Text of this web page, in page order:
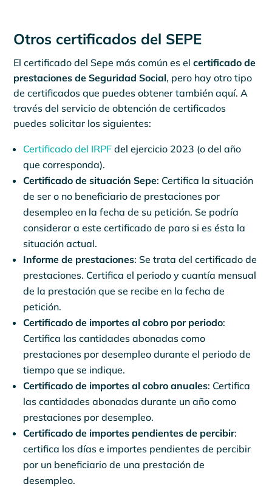
Otros certificados del SEPE
El certificado del Sepe más común es el certificado de
prestaciones de Seguridad Social, pero hay otro tipo
de certificados que puedes obtener también aquí. A
través del servicio de obtención de certificados
puedes solicitar los siguientes:
Certificado del IRPF del ejercicio 2023 (o del año
que corresponda).
Certificado de situación Sepe: Certifica la situación
de ser o no beneficiario de prestaciones por
desempleo en la fecha de su petición. Se podría
considerar a este certificado de paro si es ésta la
situación actual.
Informe de prestaciones: Se trata del certificado de
prestaciones. Certifica el periodo y cuantía mensual
de la prestación que se recibe en la fecha de
petición.
Certificado de importes al cobro por periodo:
Certifica las cantidades abonadas como
prestaciones por desempleo durante el periodo de
tiempo que se indique.
Certificado de importes al cobro anuales: Certifica
las cantidades abonadas durante un año como
prestaciones por desempleo.
Certificado de importes pendientes de percibir:
certifica los días e importes pendientes de percibir
por un beneficiario de una prestación de
desempleo.